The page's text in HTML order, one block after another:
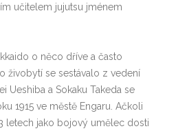
učitelem jujutsu jménem
o něco dříve a často
živobytí se sestávalo z vedení
Ueshiba a Sokaku Takeda se
1915 ve městě Engaru. Ačkoli
letech jako bojový umělec dosti